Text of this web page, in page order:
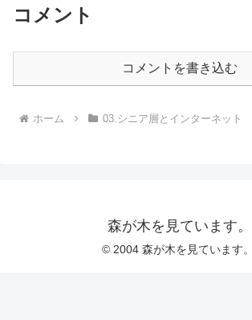
コメント
コメントを書き込む
ホーム 03.シニア層とインターネット
森が木を見ています。
© 2004 森が木を見ています。.